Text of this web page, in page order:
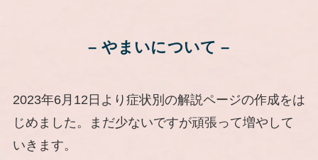
– やまいについて –
2023年6月12日より症状別の解説ページの作成をは
じめました。まだ少ないですが頑張って増やして
いきます。